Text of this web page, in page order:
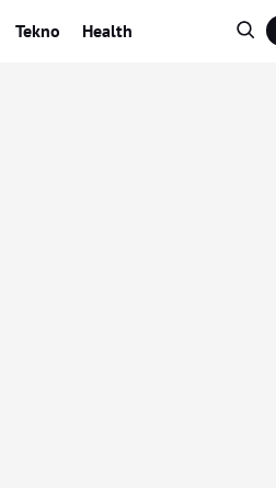
Tekno Health